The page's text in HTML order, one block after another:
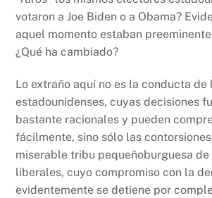
votaron a Joe Biden o a Obama?
aquel momento estaban
¿Qué ha cambiado?
Lo extraño aquí no es la conducta de
estadounidenses, cuyas decisiones
bastante racionales y pueden
fácilmente, sino sólo las
miserable tribu pequeñoburguesa
liberales, cuyo compromiso con la
evidentemente se detiene por